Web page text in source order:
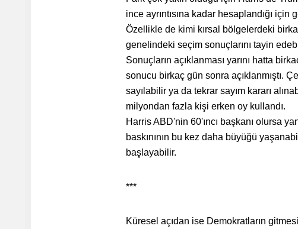
ince ayrıntısına kadar hesaplandığı
Özellikle de kimi kırsal bölgelerdeki
genelindeki seçim sonuçlarını tayin
Sonuçların açıklanması yarını hatta
sonucu birkaç gün sonra açıklanmıştı.
sayılabilir ya da tekrar sayım kararı
milyondan fazla kişi erken oy kullandı.
Harris ABD'nin 60'ıncı başkanı olursa
baskınının bu kez daha büyüğü
başlayabilir.
***
Küresel açıdan ise Demokratların